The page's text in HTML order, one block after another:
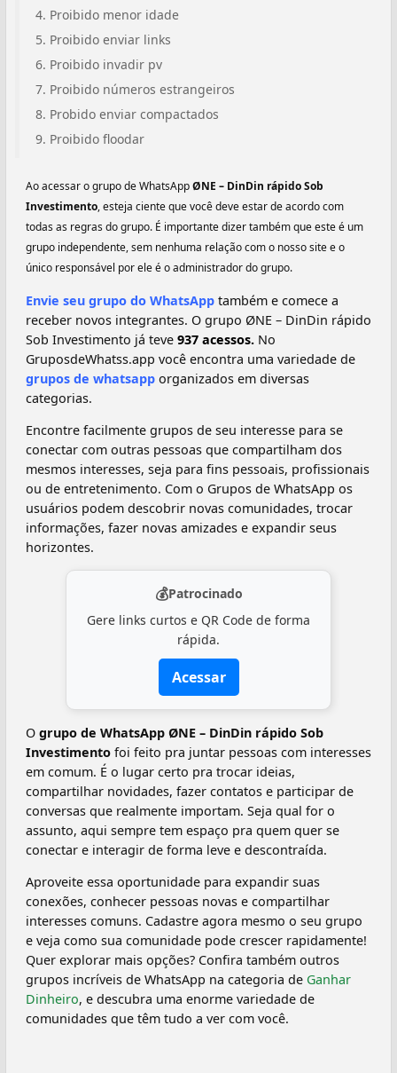
Proibido menor idade
Proibido enviar links
Proibido invadir pv
Proibido números estrangeiros
Probido enviar compactados
Proibido floodar
Ao acessar o grupo de WhatsAppØNE – DinDin rápido Sob
Investimento, esteja ciente que você deve estar de acordo com
todas as regras do grupo. É importante dizer também que este é um
grupo independente, sem nenhuma relação com o nosso site e o
único responsável por ele é o administrador do grupo.
Envie seu grupo do WhatsApp também e comece a
receber novos integrantes. O grupo ØNE – DinDin rápido
Sob Investimento já teve 937 acessos. No
GruposdeWhatss.app você encontra uma variedade de
grupos de whatsapp organizados em diversas
categorias.
Encontre facilmente grupos de seu interesse para se
conectar com outras pessoas que compartilham dos
mesmos interesses, seja para fins pessoais, profissionais
ou de entretenimento. Com o Grupos de WhatsApp os
usuários podem descobrir novas comunidades, trocar
informações, fazer novas amizades e expandir seus
horizontes.
💰Patrocinado
Gere links curtos e QR Code de forma
rápida.
Acessar
O grupo de WhatsApp ØNE – DinDin rápido Sob
Investimento foi feito pra juntar pessoas com interesses
em comum. É o lugar certo pra trocar ideias,
compartilhar novidades, fazer contatos e participar de
conversas que realmente importam. Seja qual for o
assunto, aqui sempre tem espaço pra quem quer se
conectar e interagir de forma leve e descontraída.
Aproveite essa oportunidade para expandir suas
conexões, conhecer pessoas novas e compartilhar
interesses comuns. Cadastre agora mesmo o seu grupo
e veja como sua comunidade pode crescer rapidamente!
Quer explorar mais opções? Confira também outros
grupos incríveis de WhatsApp na categoria de Ganhar
Dinheiro, e descubra uma enorme variedade de
comunidades que têm tudo a ver com você.